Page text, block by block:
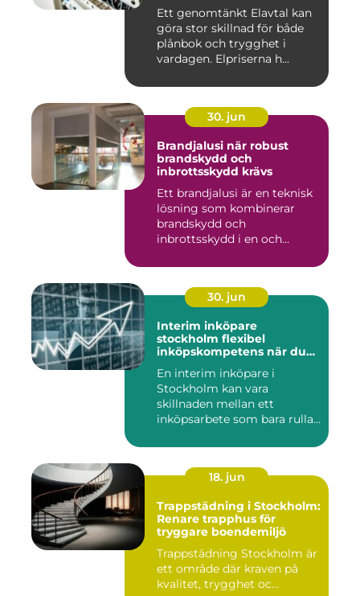
Ett genomtänkt Elavtal kan
göra stor skillnad för både
plånbok och trygghet i
vardagen. Elpriserna h...
30. jun
Brandjalusi när robust
brandskydd och
inbrottsskydd krävs
Ett brandjalusi är en teknisk
lösning som kombinerar
brandskydd och
inbrottsskydd i en och
30. jun
Interim inköpare
stockholm flexibel
inköpskompetens när du
En interim inköpare i
Stockholm kan vara
skillnaden mellan ett
inköpsarbete som bara rullar
18. jun
Trappstädning i Stockholm:
Renare trapphus för
tryggare boendemiljö
Trappstädning Stockholm är
ett område där kraven på
kvalitet, trygghet oc...